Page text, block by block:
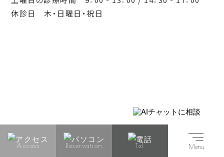
Menu
Tel
Reservation
Access
休診日 木・日曜日・祝日